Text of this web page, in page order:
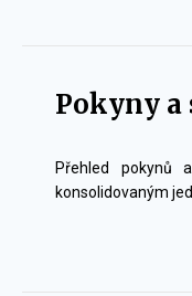
Pokyny a
Přehled pokynů
konsolidovaným